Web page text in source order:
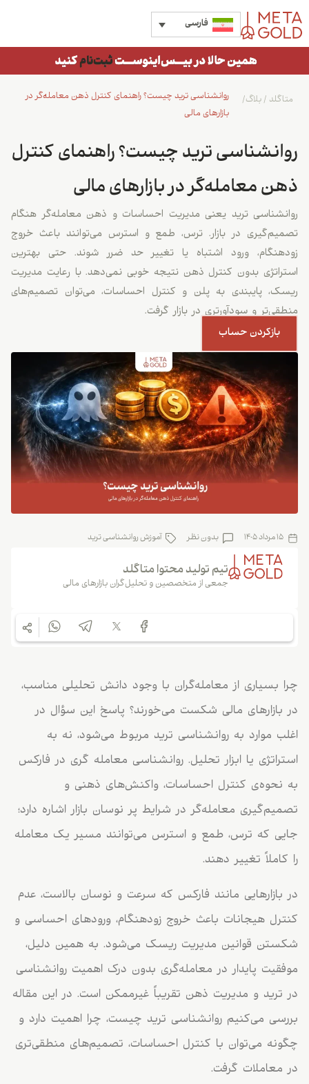
فارسی
روانشناسی ترید چیست؟ راهنمای کنترل ذهن معامله‌گر در
بازارهای مالی
متاگلد /بلاگ/
روانشناسی ترید چیست؟ راهنمای کنترل
ذهن معامله‌گر در بازارهای مالی
روانشناسی ترید یعنی مدیریت احساسات و ذهن معامله‌گر هنگام
تصمیم‌گیری در بازار. ترس، طمع و استرس می‌توانند باعث خروج
زودهنگام، ورود اشتباه یا تغییر حد ضرر شوند. حتی بهترین
استراتژی بدون کنترل ذهن نتیجه خوبی نمی‌دهد. با رعایت مدیریت
ریسک، پایبندی به پلن و کنترل احساسات، می‌توان تصمیم‌های
منطقی‌تر و سودآورتری در بازار گرفت.
بازکردن حساب
15 مرداد 1405 بدون نظر آموزش روانشناسی ترید
تیم تولید محتوا متاگلد
جمعی از متخصصین و تحلیل‌گران بازارهای مالی
چرا بسیاری از معامله‌گران با وجود دانش تحلیلی مناسب،
در بازارهای مالی شکست می‌خورند؟ پاسخ این سؤال در
اغلب موارد به روانشناسی ترید مربوط می‌شود، نه به
استراتژی یا ابزار تحلیل. روانشناسی معامله گری در فارکس
به نحوه‌ی کنترل احساسات، واکنش‌های ذهنی و
تصمیم‌گیری معامله‌گر در شرایط پر نوسان بازار اشاره دارد؛
جایی که ترس، طمع و استرس می‌توانند مسیر یک معامله
را کاملاً تغییر دهند.
در بازارهایی مانند فارکس که سرعت و نوسان بالاست، عدم
کنترل هیجانات باعث خروج زودهنگام، ورودهای احساسی و
شکستن قوانین مدیریت ریسک می‌شود. به همین دلیل،
موفقیت پایدار در معامله‌گری بدون درک اهمیت روانشناسی
در ترید و مدیریت ذهن تقریباً غیرممکن است. در این مقاله
بررسی می‌کنیم روانشناسی ترید چیست، چرا اهمیت دارد و
چگونه می‌توان با کنترل احساسات، تصمیم‌های منطقی‌تری
در معاملات گرفت.